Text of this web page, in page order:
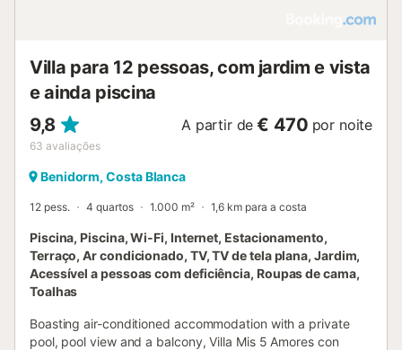
Villa para 12 pessoas, com jardim e vista
e ainda piscina
9,8
63 avaliações
A partir de € 470 por noite
Benidorm, Costa Blanca
12 pess. 4 quartos 1.000 m² 1,6 km para a costa
Piscina, Piscina, Wi-Fi, Internet, Estacionamento,
Terraço, Ar condicionado, TV, TV de tela plana, Jardim,
Acessível a pessoas com deficiência, Roupas de cama,
Toalhas
Boasting air-conditioned accommodation with a private
pool, pool view and a balcony, Villa Mis 5 Amores con